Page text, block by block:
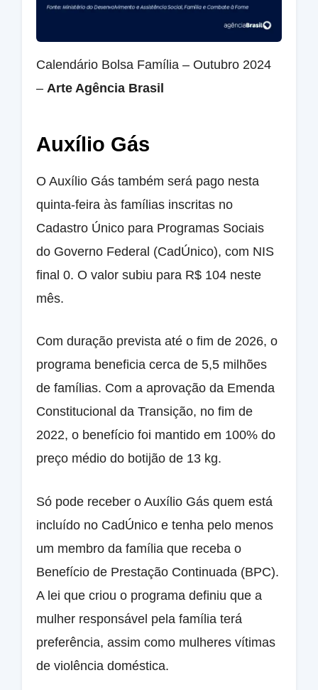
Calendário Bolsa Família – Outubro 2024
– Arte Agência Brasil
Auxílio Gás
O Auxílio Gás também será pago nesta
quinta-feira às famílias inscritas no
Cadastro Único para Programas Sociais
do Governo Federal (CadÚnico), com NIS
final 0. O valor subiu para R$ 104 neste
mês.
Com duração prevista até o fim de 2026, o
programa beneficia cerca de 5,5 milhões
de famílias. Com a aprovação da Emenda
Constitucional da Transição, no fim de
2022, o benefício foi mantido em 100% do
preço médio do botijão de 13 kg.
Só pode receber o Auxílio Gás quem está
incluído no CadÚnico e tenha pelo menos
um membro da família que receba o
Benefício de Prestação Continuada (BPC).
A lei que criou o programa definiu que a
mulher responsável pela família terá
preferência, assim como mulheres vítimas
de violência doméstica.